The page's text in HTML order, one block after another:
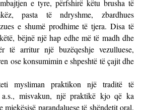
e tyre, përfshirë këtu brusha të
pasta të ndryshme, zbardhues
e shumë prodhime të tjera. Disa të
bëjnë një hap edhe më të madh dhe
të arritur një buzëqeshje vezulluese,
ose konsumimin e shpeshtë të çajit dhe
mysliman praktikon një traditë të
a.s., misvakun, një praktikë kjo që ka
mjekësisë parandaluese të shëndetit oral.